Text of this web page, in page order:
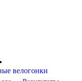
велогонки